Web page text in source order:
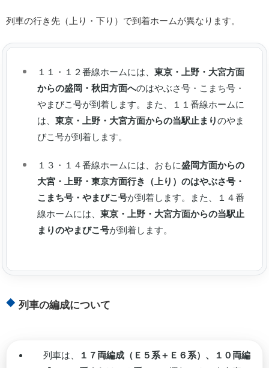
列車の行き先（上り・下り）で到着ホームが異なります。
１１・１２番線ホームには、 東京・上野・大宮方面
からの盛岡・秋田方面へのはやぶさ号・こまち号・
やまびこ号が到着します。また、１１番線ホームに
は、 東京・上野・大宮方面からの当駅止まりのやま
びこ号が到着します。
１３・１４番線ホームには、おもに盛岡方面からの
大宮・上野・東京方面行き（上り）のはやぶさ号・
こまち号・やまびこ号が到着します。また、１４番
線ホームには、 東京・上野・大宮方面からの当駅止
まりのやまびこ号が到着します。
列車の編成について
列車は、
１７両編成（Ｅ５系＋Ｅ６系）、１０両編